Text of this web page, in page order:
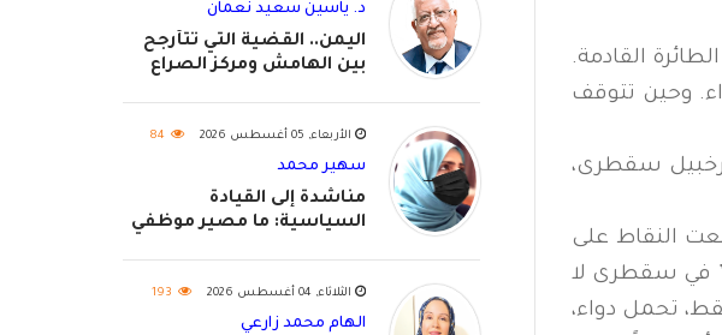
القادمة.
وحين تتوقف
سقطرى،
النقاط على
في سقطرى لا
تحمل دواء،
د. ياسين سعيد نعمان
اليمن.. القضية التي تتأرجح
بين الهامش ومركز الصراع
الأربعاء, 05 أغسطس 2026 84
سهير محمد
مناشدة إلى القيادة
السياسية: ما مصير موظفي
الثلاثاء, 04 أغسطس 2026 193
الهام محمد زارعي